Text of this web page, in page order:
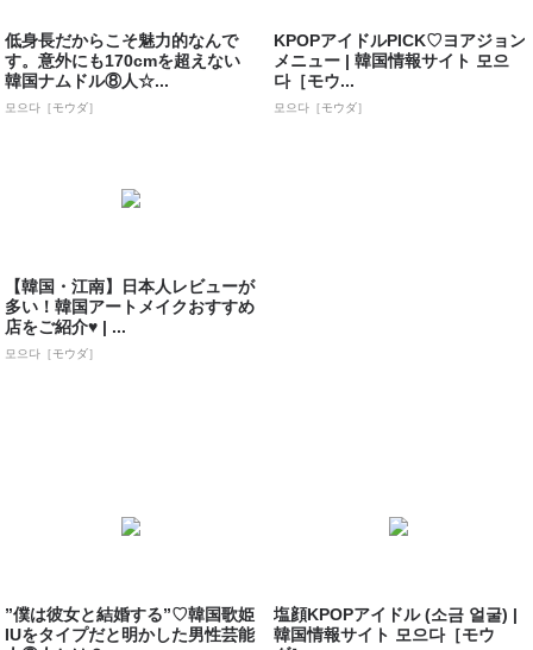
低身長だからこそ魅力的なんで
す。意外にも170cmを超えない
韓国ナムドル⑧人☆...
모으다［モウダ］
KPOPアイドルPICK♡ヨアジョン
メニュー | 韓国情報サイト 모으
다［モウ...
모으다［モウダ］
【韓国・江南】日本人レビューが
多い！韓国アートメイクおすすめ
店をご紹介♥ | ...
모으다［モウダ］
”僕は彼女と結婚する”♡韓国歌姫
IUをタイプだと明かした男性芸能
塩顔KPOPアイドル (소금 얼굴) |
韓国情報サイト 모으다［モウ